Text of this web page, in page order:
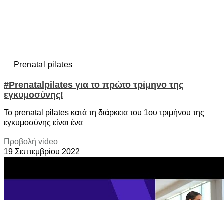
Prenatal pilates
#Prenatalpilates για το πρώτο τρίμηνο της
εγκυμοσύνης!
Το prenatal pilates κατά τη διάρκεια του 1ου τριμήνου της
εγκυμοσύνης είναι ένα
Προβολή video
19 Σεπτεμβρίου 2022